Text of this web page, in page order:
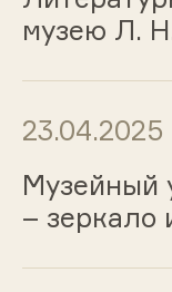
музею Л.
23.04.2025
Музейный
– зеркало